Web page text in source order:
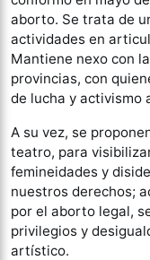
aborto. Se trata de
actividades en
Mantiene nexo con
provincias, con
de lucha y activismo
A su vez, se
teatro, para
femineidades y
nuestros derechos;
por el aborto legal,
privilegios y
artístico.